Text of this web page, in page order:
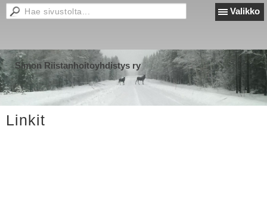
Valikko
Simon Riistanhoitoyhdistys ry
Linkit